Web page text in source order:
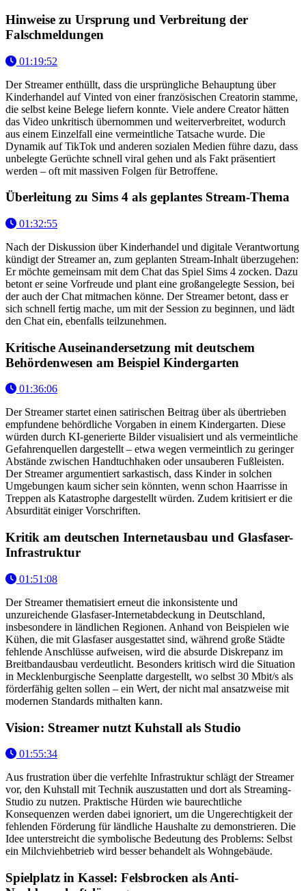
Hinweise zu Ursprung und Verbreitung der
Falschmeldungen
01:19:52
Der Streamer enthüllt, dass die ursprüngliche Behauptung über
Kinderhandel auf Vinted von einer französischen Creatorin stamme,
die selbst keine Belege liefern konnte. Viele andere Creator hätten
das Video unkritisch übernommen und weiterverbreitet, wodurch
aus einem Einzelfall eine vermeintliche Tatsache wurde. Die
Dynamik auf TikTok und anderen sozialen Medien führe dazu, dass
unbelegte Gerüchte schnell viral gehen und als Fakt präsentiert
werden – oft mit massiven Folgen für Betroffene.
Überleitung zu Sims 4 als geplantes Stream-Thema
01:32:55
Nach der Diskussion über Kinderhandel und digitale Verantwortung
kündigt der Streamer an, zum geplanten Stream-Inhalt überzugehen:
Er möchte gemeinsam mit dem Chat das Spiel Sims 4 zocken. Dazu
betont er seine Vorfreude und plant eine großangelegte Session, bei
der auch der Chat mitmachen könne. Der Streamer betont, dass er
sich schnell fertig mache, um mit der Session zu beginnen, und lädt
den Chat ein, ebenfalls teilzunehmen.
Kritische Auseinandersetzung mit deutschem
Behördenwesen am Beispiel Kindergarten
01:36:06
Der Streamer startet einen satirischen Beitrag über als übertrieben
empfundene behördliche Vorgaben in einem Kindergarten. Diese
würden durch KI-generierte Bilder visualisiert und als vermeintliche
Gefahrenquellen dargestellt – etwa wegen vermeintlich zu geringer
Abstände zwischen Handtuchhaken oder unsauberen Fußleisten.
Der Streamer argumentiert sarkastisch, dass Kinder in solchen
Umgebungen kaum sicher sein könnten, wenn schon Haarrisse in
Treppen als Katastrophe dargestellt würden. Zudem kritisiert er die
Absurdität einiger Vorschriften.
Kritik am deutschen Internetausbau und Glasfaser-
Infrastruktur
01:51:08
Der Streamer thematisiert erneut die inkonsistente und
unzureichende Glasfaser-Internetabdeckung in Deutschland,
insbesondere in ländlichen Regionen. Anhand von Beispielen wie
Kühen, die mit Glasfaser ausgestattet sind, während große Städte
fehlende Anschlüsse aufweisen, wird die absurde Diskrepanz im
Breitbandausbau verdeutlicht. Besonders kritisch wird die Situation
in Mecklenburgische Seenplatte dargestellt, wo selbst 30 Mbit/s als
förderfähig gelten sollen – ein Wert, der nicht mal ansatzweise mit
modernen Standards mithalten kann.
Vision: Streamer nutzt Kuhstall als Studio
01:55:34
Aus frustration über die verfehlte Infrastruktur schlägt der Streamer
vor, den Kuhstall mit Technik auszustatten und dort als Streaming-
Studio zu nutzen. Praktische Hürden wie baurechtliche
Konsequenzen werden dabei ignoriert, um die Ungerechtigkeit der
fehlenden Förderung für ländliche Haushalte zu demonstrieren. Die
Idee unterstreicht die symbolische Bedeutung des Problems: Selbst
ein Milchviehbetrieb wird besser behandelt als Wohngebäude.
Spielplatz in Kassel: Felsbrocken als Anti-